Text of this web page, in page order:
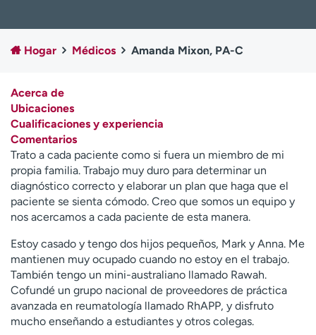
Empleados
Profesionales
Atención a medios de
Asistencia financiera
Contáctenos
A
y
ú
d
a
m
e
e
n
c
o
n
t
Hogar Médicos Amanda Mixon, PA-C
Acerca de
Ubicaciones
Cualificaciones y experiencia
Comentarios
Trato a cada paciente como si fuera un miembro de mi
propia familia. Trabajo muy duro para determinar un
diagnóstico correcto y elaborar un plan que haga que el
paciente se sienta cómodo. Creo que somos un equipo y
nos acercamos a cada paciente de esta manera.
Estoy casado y tengo dos hijos pequeños, Mark y Anna. Me
mantienen muy ocupado cuando no estoy en el trabajo.
También tengo un mini-australiano llamado Rawah.
Cofundé un grupo nacional de proveedores de práctica
avanzada en reumatología llamado RhAPP, y disfruto
mucho enseñando a estudiantes y otros colegas.